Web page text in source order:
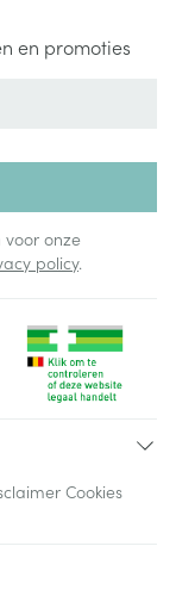
en promoties
voor onze
policy.
Cookies